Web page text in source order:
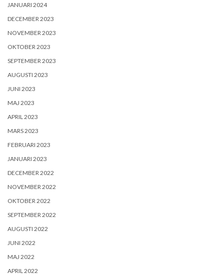
JANUARI 2024
DECEMBER 2023
NOVEMBER 2023
OKTOBER 2023
SEPTEMBER 2023
AUGUSTI 2023
JUNI 2023
MAJ 2023
APRIL 2023
MARS 2023
FEBRUARI 2023
JANUARI 2023
DECEMBER 2022
NOVEMBER 2022
OKTOBER 2022
SEPTEMBER 2022
AUGUSTI 2022
JUNI 2022
MAJ 2022
APRIL 2022